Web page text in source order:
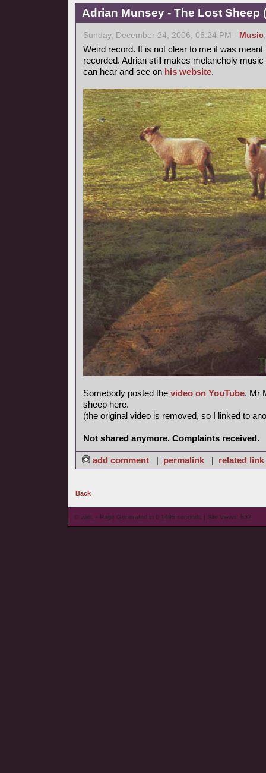
Adrian Munsey - The Lost Sheep
Sunday, December 24, 2006, 06:24 PM - Music
Weird record. It is not clear to me if was
recorded. Adrian still makes melancholy
can hear and see on his website.
Somebody posted the video on YouTube. Mr
sheep here.
(the original video is removed, so I linked to
Not shared anymore. Complaints received.
add comment | permalink | related link
Back
© wieL - Page Generated in 0.1495 seconds | Site Views: 532